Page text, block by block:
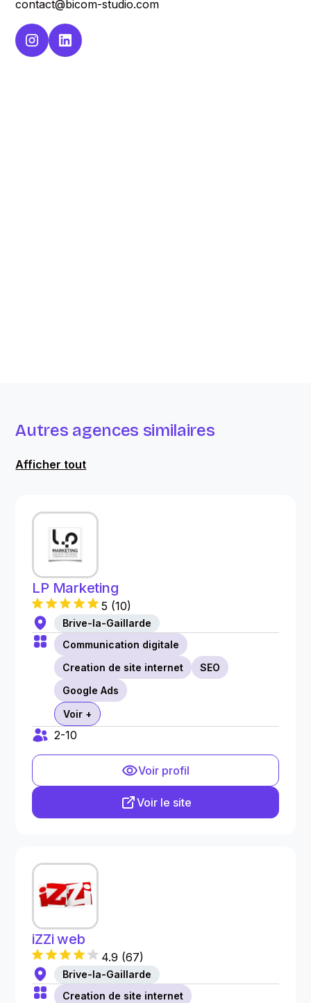
contact@bicom-studio.com
Autres agences similaires
Afficher tout
LP Marketing
5 (10)
Brive-la-Gaillarde
Communication digitale
Creation de site internet
SEO
Google Ads
Voir +
2-10
Voir profil
Voir le site
iZZi web
4.9 (67)
Brive-la-Gaillarde
Creation de site internet